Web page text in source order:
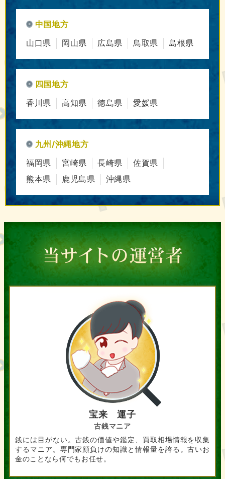
中国地方
山口県
岡山県 広島県 鳥取県 島根県
四国地方
香川県
高知県 徳島県 愛媛県
九州/沖縄地方
福岡県
宮崎県 長崎県
佐賀県
熊本県
鹿児島県 沖縄県
宝来 運子
古銭マニア
銭には目がない。古銭の価値や鑑定、買取相場情報を収集
するマニア。専門家顔負けの知識と情報量を誇る。古いお
金のことなら何でもお任せ。